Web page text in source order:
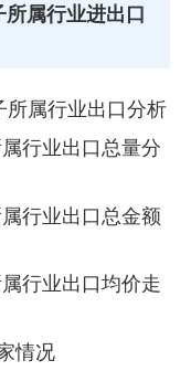
属行业进出口
属行业出口分析
行业出口总量分
行业出口总金额
行业出口均价走
情况